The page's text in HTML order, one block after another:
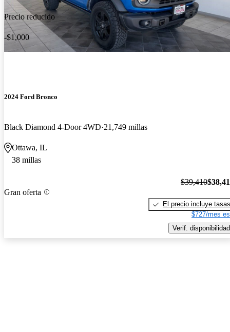
Precio reducido
-$1,000
2024 Ford Bronco
Black Diamond 4-Door 4WD 21,749 millas
Ottawa, IL
38 millas
Gran oferta
$39,410
El precio incluye tasas
$727/mes
Verif. disponibilidad